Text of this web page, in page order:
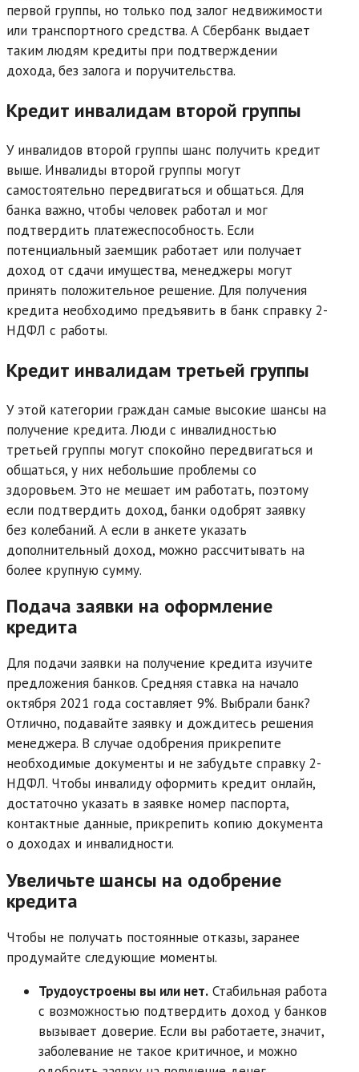
первой группы, но только под залог недвижимости
или транспортного средства. А Сбербанк выдает
таким людям кредиты при подтверждении
дохода, без залога и поручительства.
Кредит инвалидам второй группы
У инвалидов второй группы шанс получить кредит
выше. Инвалиды второй группы могут
самостоятельно передвигаться и общаться. Для
банка важно, чтобы человек работал и мог
подтвердить платежеспособность. Если
потенциальный заемщик работает или получает
доход от сдачи имущества, менеджеры могут
принять положительное решение. Для получения
кредита необходимо предъявить в банк справку 2-
НДФЛ с работы.
Кредит инвалидам третьей группы
У этой категории граждан самые высокие шансы на
получение кредита. Люди с инвалидностью
третьей группы могут спокойно передвигаться и
общаться, у них небольшие проблемы со
здоровьем. Это не мешает им работать, поэтому
если подтвердить доход, банки одобрят заявку
без колебаний. А если в анкете указать
дополнительный доход, можно рассчитывать на
более крупную сумму.
Подача заявки на оформление
кредита
Для подачи заявки на получение кредита изучите
предложения банков. Средняя ставка на начало
октября 2021 года составляет 9%. Выбрали банк?
Отлично, подавайте заявку и дождитесь решения
менеджера. В случае одобрения прикрепите
необходимые документы и не забудьте справку 2-
НДФЛ. Чтобы инвалиду оформить кредит онлайн,
достаточно указать в заявке номер паспорта,
контактные данные, прикрепить копию документа
о доходах и инвалидности.
Увеличьте шансы на одобрение
кредита
Чтобы не получать постоянные отказы, заранее
продумайте следующие моменты.
Трудоустроены вы или нет. Стабильная работа
с возможностью подтвердить доход у банков
вызывает доверие. Если вы работаете, значит,
заболевание не такое критичное, и можно